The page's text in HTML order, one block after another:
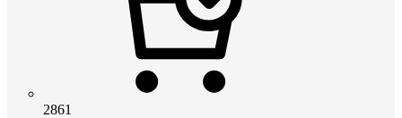
2861